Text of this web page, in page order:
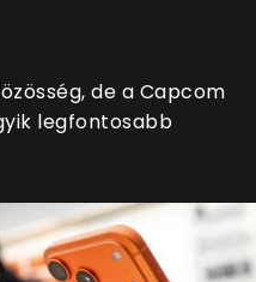
de a Capcom
legfontosabb